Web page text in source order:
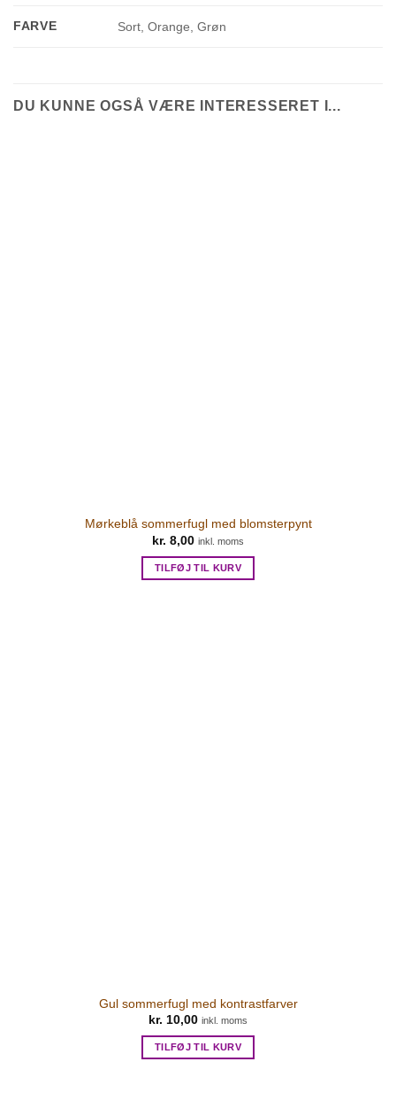
FARVE Sort, Orange, Grøn
DU KUNNE OGSÅ VÆRE INTERESSERET I...
Mørkeblå sommerfugl med blomsterpynt
kr. 8,00 inkl. moms
TILFØJ TIL KURV
Gul sommerfugl med kontrastfarver
kr. 10,00 inkl. moms
TILFØJ TIL KURV